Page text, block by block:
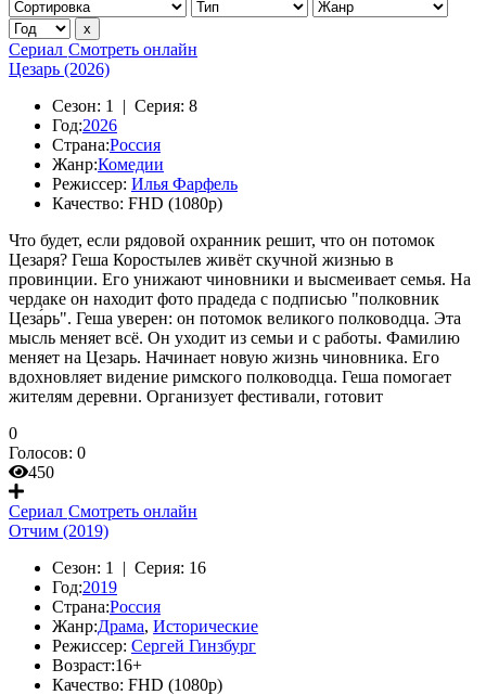
Сериал Смотреть онлайн
Цезарь (2026)
Сезон: 1 | Серия: 8
Год:2026
Страна:Россия
Жанр:Комедии
Режиссер: Илья Фарфель
Качество: FHD (1080p)
Что будет, если рядовой охранник решит, что он потомок
Цезаря? Геша Коростылев живёт скучной жизнью в
провинции. Его унижают чиновники и высмеивает семья. На
чердаке он находит фото прадеда с подписью "полковник
Цеза́рь". Геша уверен: он потомок великого полководца. Эта
мысль меняет всё. Он уходит из семьи и с работы. Фамилию
меняет на Цезарь. Начинает новую жизнь чиновника. Его
вдохновляет видение римского полководца. Геша помогает
жителям деревни. Организует фестивали, готовит
0
Голосов: 0
450
Сериал Смотреть онлайн
Отчим (2019)
Сезон: 1 | Серия: 16
Год:2019
Страна:Россия
Жанр:Драма, Исторические
Режиссер: Сергей Гинзбург
Возраст:16+
Качество: FHD (1080p)